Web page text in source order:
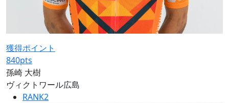
獲得ポイント
840pts
孫崎 大樹
ヴィクトワール広島
RANK2